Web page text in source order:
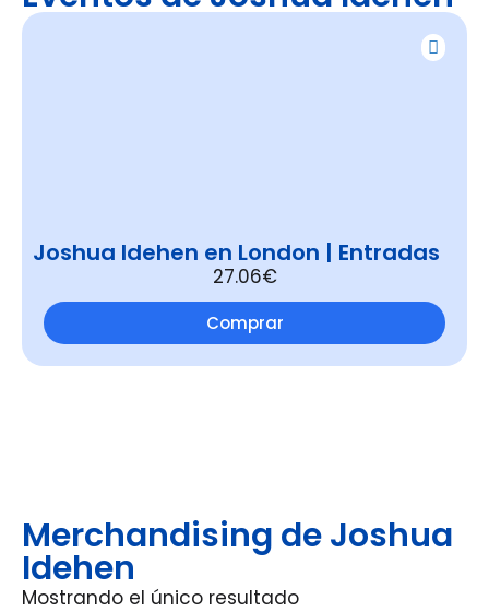
Joshua Idehen en London | Entradas
27.06€
Comprar
Merchandising de Joshua
Idehen
Mostrando el único resultado